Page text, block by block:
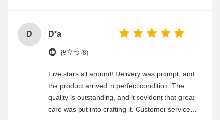
D D*a
役立つ (8)
Five stars all around! Delivery was prompt, and
the product arrived in perfect condition. The
quality is outstanding, and it sevident that great
care was put into crafting it. Customer service